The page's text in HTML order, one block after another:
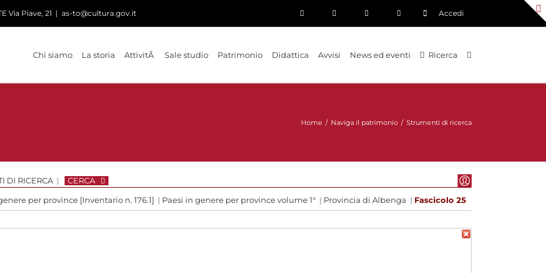
Via Piave, 21 | as-to@cultura.gov.it Accedi
Chi siamo La storia AttivitÃ Sale studio Patrimonio Didattica Avvisi News ed eventi Ricerca
Home / Naviga il patrimonio / Strumenti di ricerca
DI RICERCA | CERCA
per province [Inventario n. 176.1] | Paesi in genere per province volume 1° | Provincia di Albenga | Fascicolo 25